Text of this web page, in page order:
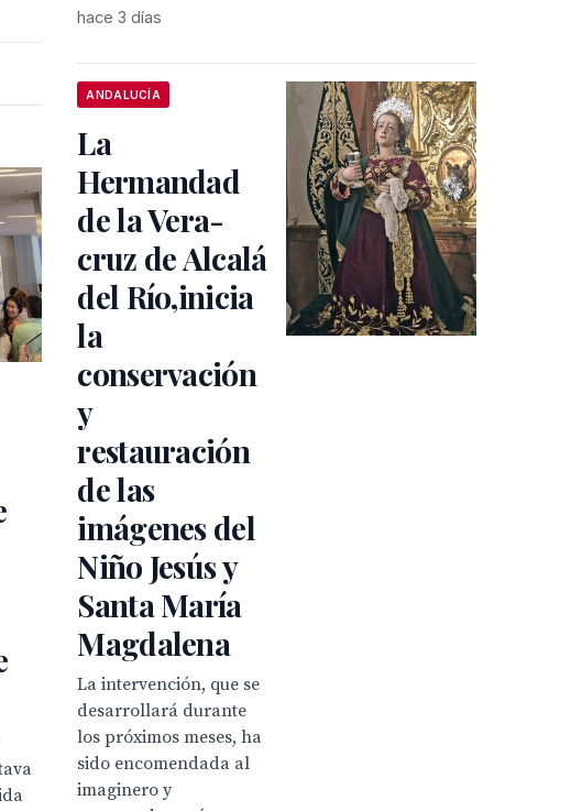
hace 3 días
ANDALUCÍA
La
Hermandad
de la Vera-
cruz de Alcalá
del Río,inicia
la
conservación
y
restauración
de las
imágenes del
Niño Jesús y
Santa María
Magdalena
La intervención, que se
desarrollará durante
los próximos meses, ha
sido encomendada al
imaginero y